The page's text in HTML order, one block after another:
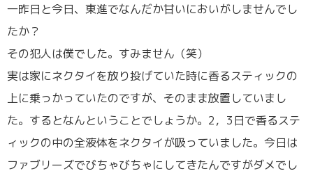
一昨日と今日、東進でなんだか甘いにおいがしませんでし
たか？
その犯人は僕でした。すみません（笑）
実は家にネクタイを放り投げていた時に香るスティックの
上に乗っかっていたのですが、そのまま放置していまし
た。するとなんということでしょうか。2，3日で香るステ
ィックの中の全液体をネクタイが吸っていました。今日は
ファブリーズでびちゃびちゃにしてきたんですがダメでし